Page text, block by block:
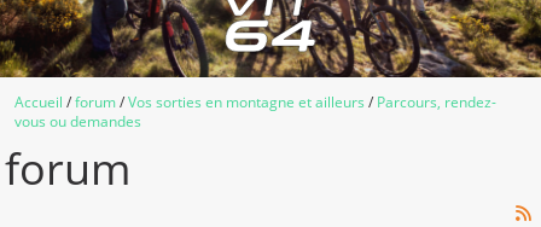
Accueil forum Vos sorties en montagne et ailleurs
Parcours, rendez-
vous ou demandes
forum